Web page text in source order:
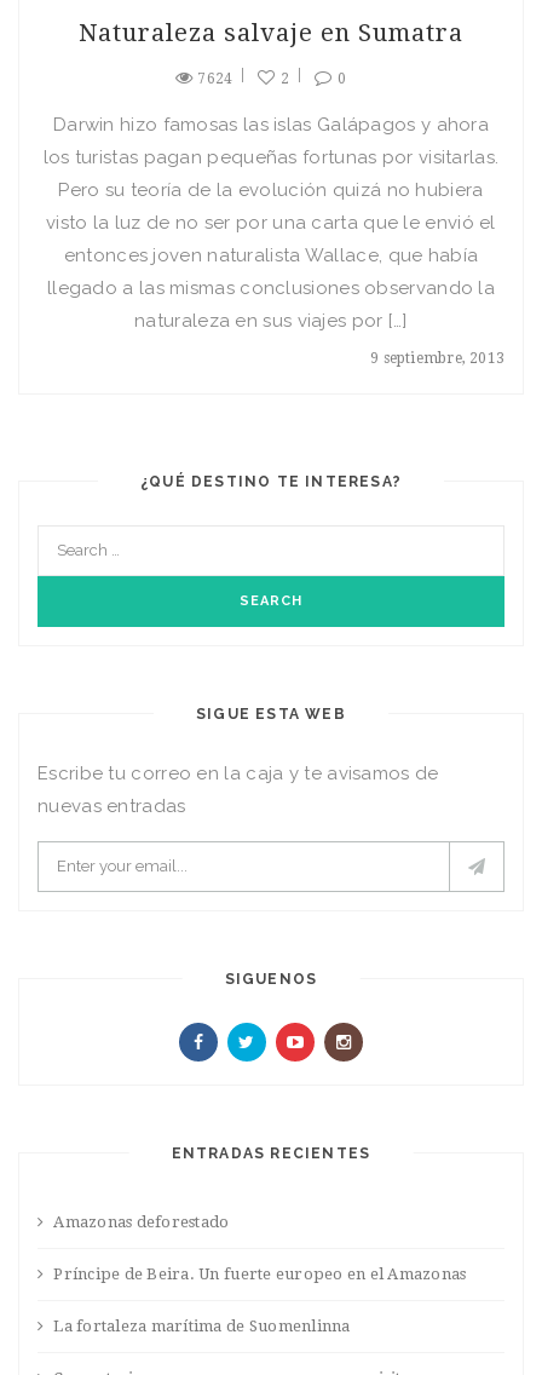
Naturaleza salvaje en Sumatra
7624 2 0
9 septiembre, 2013
Darwin hizo famosas las islas Galápagos y ahora
los turistas pagan pequeñas fortunas por visitarlas.
Pero su teoría de la evolución quizá no hubiera
visto la luz de no ser por una carta que le envió el
entonces joven naturalista Wallace, que había
llegado a las mismas conclusiones observando la
naturaleza en sus viajes por […]
¿QUÉ DESTINO TE INTERESA?
SIGUE ESTA WEB
Escribe tu correo en la caja y te avisamos de
nuevas entradas
SIGUENOS
ENTRADAS RECIENTES
Amazonas deforestado
Príncipe de Beira. Un fuerte europeo en el Amazonas
La fortaleza marítima de Suomenlinna